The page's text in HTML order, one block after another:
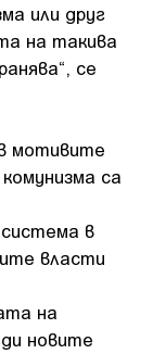
или друг
на такива
се
мотивите
са
в
власти
на
новите